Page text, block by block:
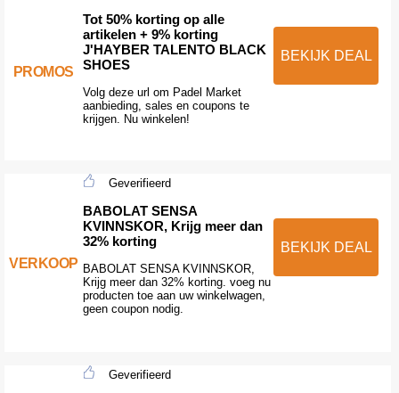
PROMOS
Tot 50% korting op alle
artikelen + 9% korting
J'HAYBER TALENTO BLACK
SHOES
Volg deze url om Padel Market
aanbieding, sales en coupons te
krijgen. Nu winkelen!
BEKIJK DEAL
VERKOOP
Geverifieerd
BABOLAT SENSA
KVINNSKOR, Krijg meer dan
32% korting
BABOLAT SENSA KVINNSKOR,
Krijg meer dan 32% korting. voeg nu
producten toe aan uw winkelwagen,
geen coupon nodig.
BEKIJK DEAL
Geverifieerd